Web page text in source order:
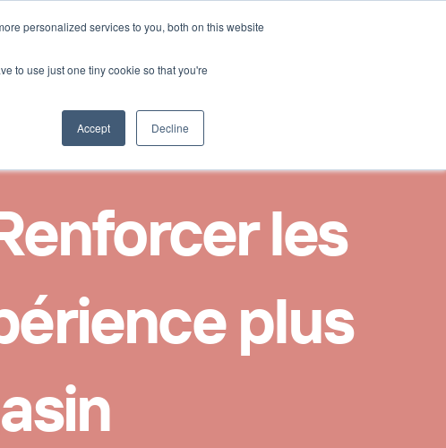
personalized services to you, both on this website
to use just one tiny cookie so that you're
Accept Decline
les
plus